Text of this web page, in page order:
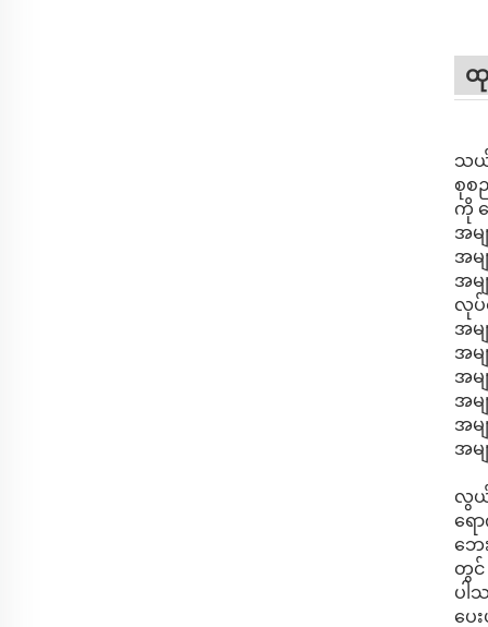
ထု
သယ်
စုစ
ကို မ
အမ
အမ
အမ
လုပ်
အမ
အမ
အမ
အမ
အမ
အမ
လွယ်
ရေ
ဘေ
တွင်
ပါ
ပေ